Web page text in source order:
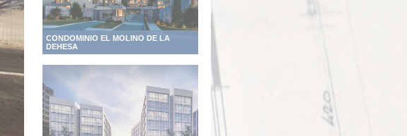
CONDOMINIO EL MOLINO DE LA
DEHESA